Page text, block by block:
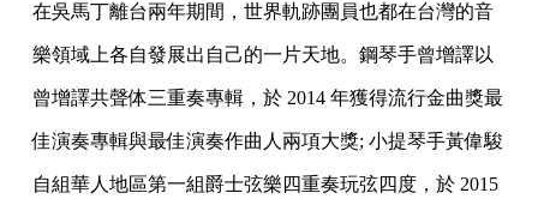
在吳馬丁離台兩年期間， 世界軌跡團員也都在台灣的音
樂領域上各自發展出自己的一片天地。 鋼琴手曾增譯以
曾增譯共聲体三重奏專輯，於 2014 年獲得流行金曲獎最
佳演奏專輯與最佳演奏作曲人兩項大獎; 小提琴手黃偉駿
自組華人地區第一組爵士弦樂四重奏玩弦四度，於 2015